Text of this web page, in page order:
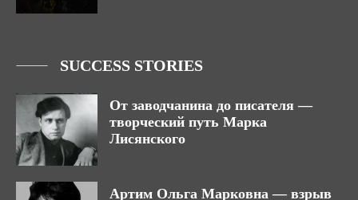
SUCCESS STORIES
От заводчанина до писателя —
творческий путь Марка
Лисянского
Артим Ольга Марковна — взрыв